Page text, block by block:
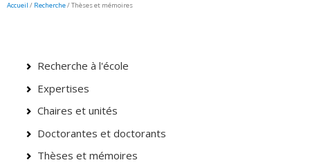
Accueil / Recherche/Thèses et mémoires
Recherche à l'école
Expertises
Chaires et unités
Doctorantes et doctorants
Thèses et mémoires